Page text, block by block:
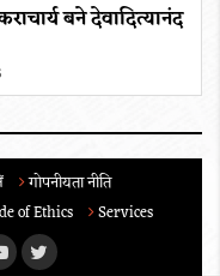
बने देवादित्यानंद
गोपनीयता नीति
of Ethics Services